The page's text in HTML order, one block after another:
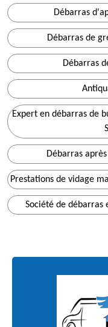
Débarras
Débarras de
Débarras
Expert en débarras de
Débarras
Prestations de vidage
Société de débarras